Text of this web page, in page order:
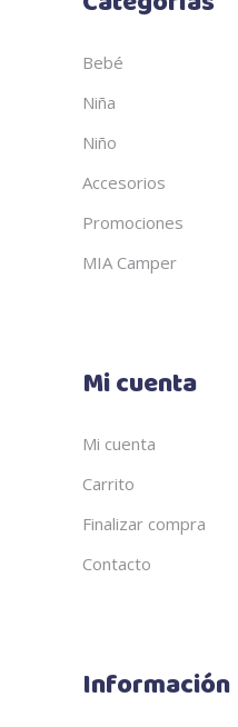
Bebé
Niña
Niño
Accesorios
Promociones
MIA Camper
Mi cuenta
Mi cuenta
Carrito
Finalizar compra
Contacto
Información